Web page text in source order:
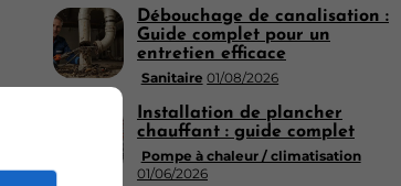
Sanitaire 01/08/2026
Débouchage de canalisation :
Guide complet pour un
entretien efficace
Pompe à chaleur / climatisation
01/06/2026
Installation de plancher
chauffant : guide complet